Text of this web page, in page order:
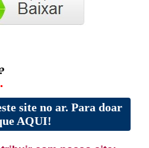
site no ar. Para doar
AQUI!